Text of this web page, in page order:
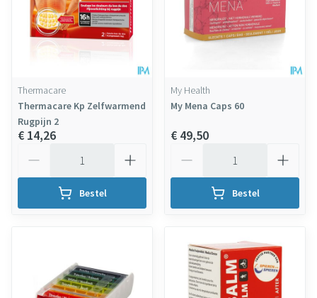
Thermacare
Thermacare Kp Zelfwarmend
Rugpijn 2
€ 14,26
Bestel
My Health
My Mena Caps 60
€ 49,50
Bestel